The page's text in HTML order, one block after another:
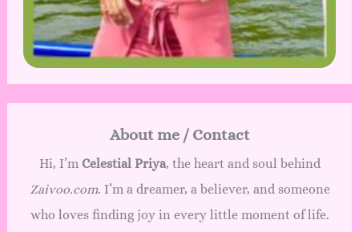
About me / Contact
Hi, I’m Celestial Priya, the heart and soul behind
Zaivoo.com. I’m a dreamer, a believer, and someone
who loves finding joy in every little moment of life.